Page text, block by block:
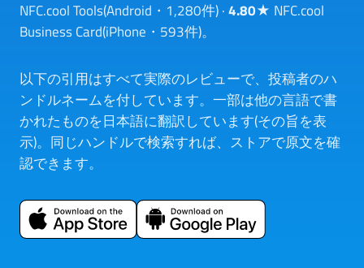
NFC.cool Tools(Android・1,280件) ·4.80★ NFC.cool
Business Card(iPhone・593件)。
以下の引用はすべて実際のレビューで、投稿者のハ
ンドルネームを付しています。一部は他の言語で書
かれたものを日本語に翻訳しています(その旨を表
示)。同じハンドルで検索すれば、ストアで原文を確
認できます。